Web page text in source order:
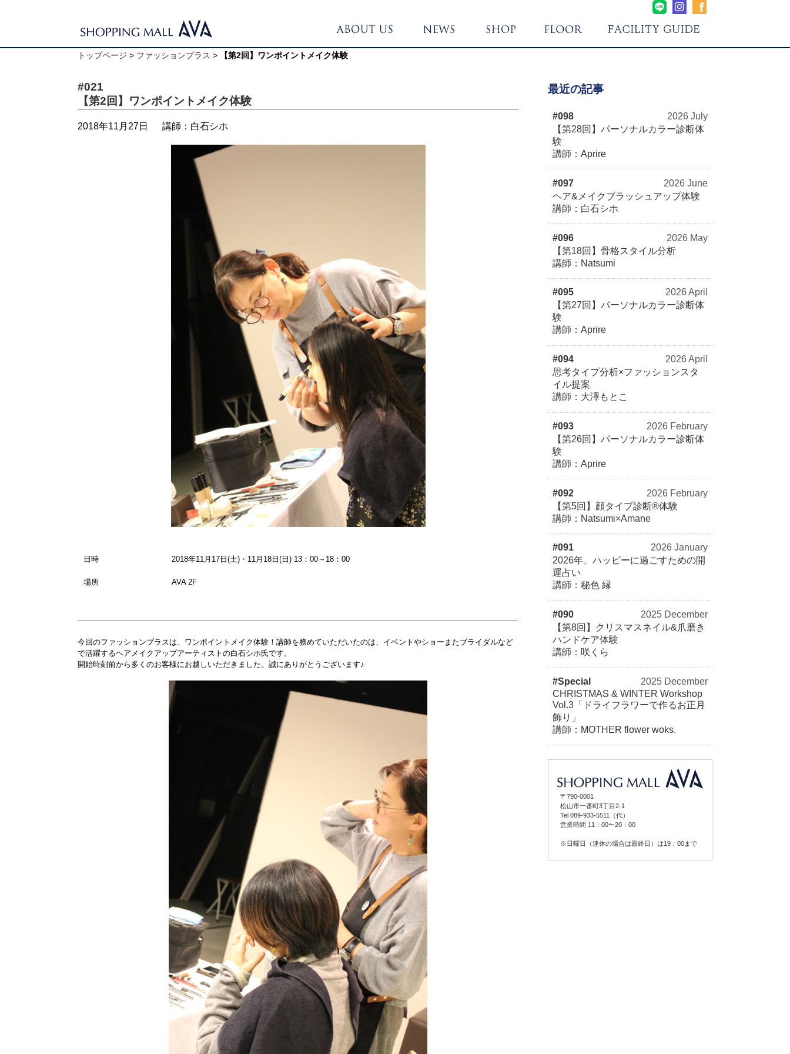
トップページ > ファッションプラス > 【第2回】ワンポイントメイク体験
#021
【第2回】ワンポイントメイク体験
2018年11月27日 講師：白石シホ
日時 2018年11月17日(土)・11月18日(日) 13：00～18：00
場所 AVA 2F
今回のファッションプラスは、ワンポイントメイク体験！講師を務めていただいたのは、イベントやショーまたブライダルなど
で活躍するヘアメイクアップアーティストの白石シホ氏です。
開始時刻前から多くのお客様にお越しいただきました。誠にありがとうございます♪
最近の記事
#098
2026 July
【第28回】パーソナルカラー診断体
験
講師：Aprire
#097
2026 June
ヘア&メイクブラッシュアップ体験
講師：白石シホ
#096
2026 May
【第18回】骨格スタイル分析
講師：Natsumi
#095
2026 April
【第27回】パーソナルカラー診断体
験
講師：Aprire
#094
2026 April
思考タイプ分析×ファッションスタ
イル提案
講師：大澤もとこ
#093
2026 February
【第26回】パーソナルカラー診断体
験
講師：Aprire
#092
2026 February
【第5回】顔タイプ診断®体験
講師：Natsumi×Amane
#091
2026 January
2026年、ハッピーに過ごすための開
運占い
講師：秘色 縁
#090
2025 December
【第8回】クリスマスネイル&爪磨き
ハンドケア体験
講師：咲くら
#Special
2025 December
CHRISTMAS & WINTER Workshop
Vol.3「ドライフラワーで作るお正月
飾り」
講師：MOTHER flower woks.
〒790-0001
松山市一番町3丁目2-1
Tel 089-933-5511（代）
営業時間 11：00〜20：00
※日曜日（連休の場合は最終日）は19：00まで